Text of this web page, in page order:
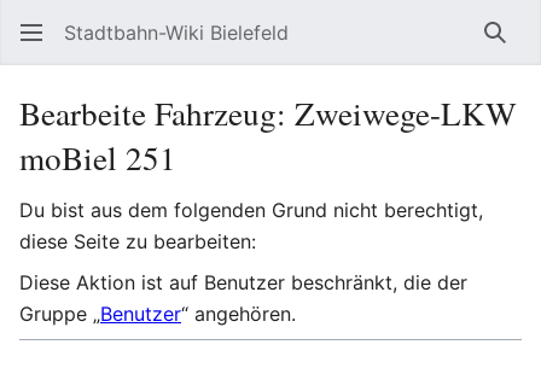
Stadtbahn-Wiki Bielefeld
Bearbeite Fahrzeug: Zweiwege-LKW
moBiel 251
Du bist aus dem folgenden Grund nicht berechtigt,
diese Seite zu bearbeiten:
Diese Aktion ist auf Benutzer beschränkt, die der
Gruppe „Benutzer“ angehören.